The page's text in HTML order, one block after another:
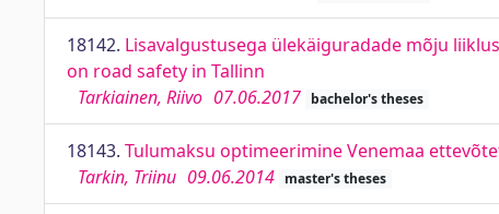
18142. Lisavalgustusega ülekäiguradade mõju
on road safety in Tallinn
Tarkiainen, Riivo 07.06.2017 bachelor's theses
18143. Tulumaksu optimeerimine Venemaa
Tarkin, Triinu 09.06.2014 master's theses